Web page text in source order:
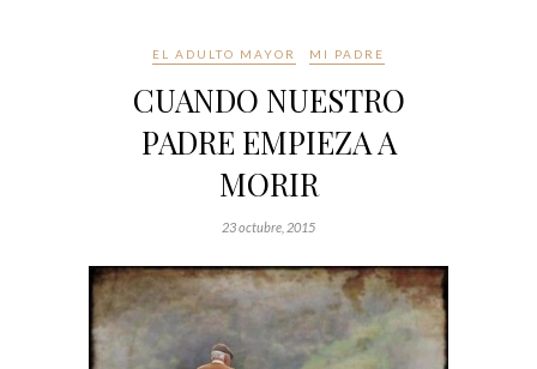
EL ADULTO MAYOR MI PADRE
CUANDO NUESTRO
PADRE EMPIEZA A
MORIR
23 octubre, 2015